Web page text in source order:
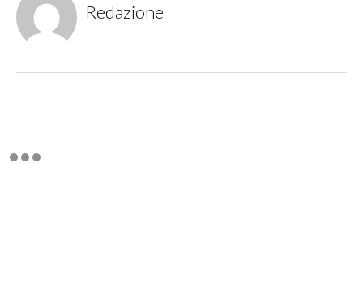
Redazione